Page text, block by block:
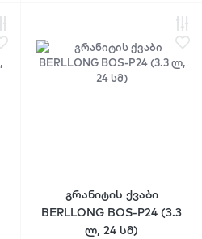
გრანიტის ქვაბი
BERLLONG BOS-P24 (3.3
ლ, 24 სმ)